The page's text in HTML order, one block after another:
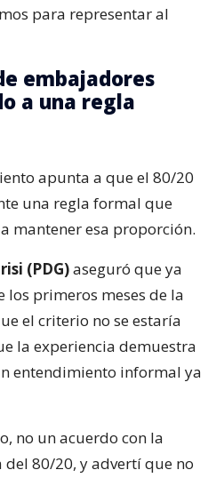
para representar al
embajadores
a una regla
apunta a que el 80/20
una regla formal que
mantener esa proporción.
(PDG)aseguró que ya
primeros meses de la
el criterio no se estaría
la experiencia demuestra
entendimiento informal ya
no un acuerdo con la
80/20, y advertí que no